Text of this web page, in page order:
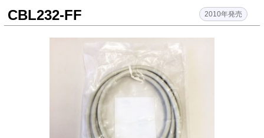
各種ダウンロード
お客様サポート
会社情報
CBL232-FF 2010年発売